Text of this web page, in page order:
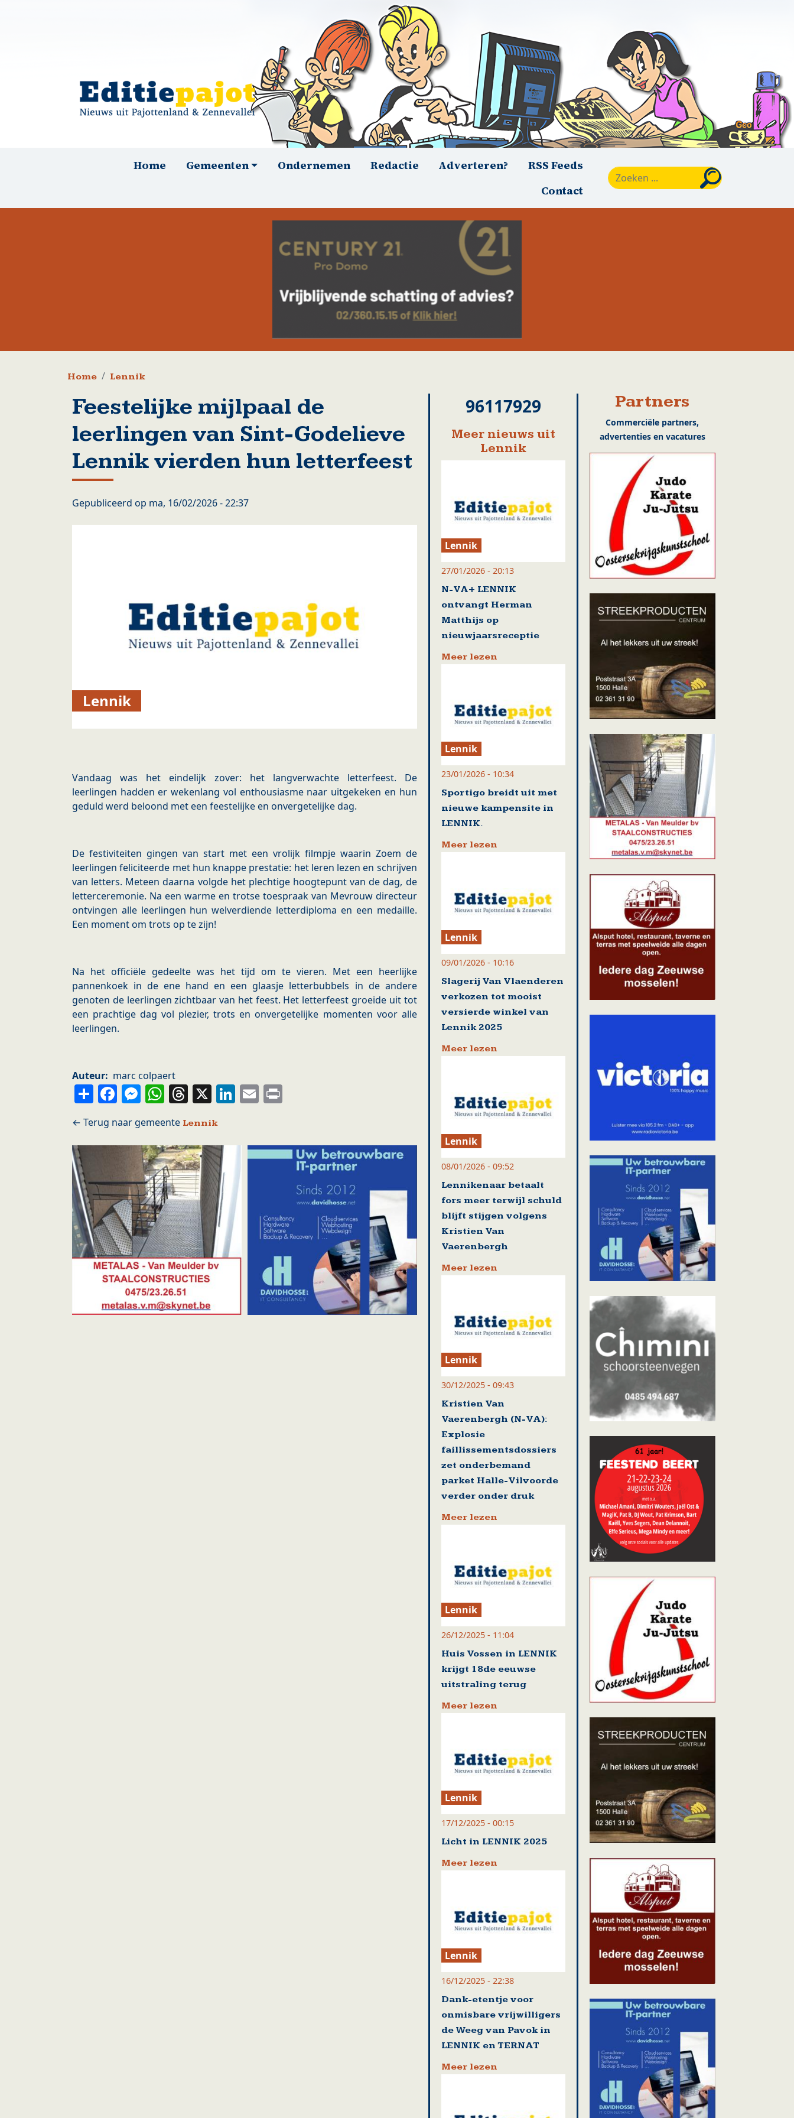
HoofdnavigatieHome Gemeenten Ondernemen Redactie Adverteren?
RSS Feeds
Contact
Kruimelpad
Home Lennik
Feestelijke mijlpaal de
leerlingen van Sint-Godelieve
Lennik vierden hun letterfeest
Gepubliceerd op ma, 16/02/2026 - 22:37
Lennik
Vandaag was het eindelijk zover: het langverwachte letterfeest. De
leerlingen hadden er wekenlang vol enthousiasme naar uitgekeken en hun
geduld werd beloond met een feestelijke en onvergetelijke dag.
De festiviteiten gingen van start met een vrolijk filmpje waarin Zoem de
leerlingen feliciteerde met hun knappe prestatie: het leren lezen en schrijven
van letters. Meteen daarna volgde het plechtige hoogtepunt van de dag, de
letterceremonie. Na een warme en trotse toespraak van Mevrouw directeur
ontvingen alle leerlingen hun welverdiende letterdiploma en een medaille.
Een moment om trots op te zijn!
Na het officiële gedeelte was het tijd om te vieren. Met een heerlijke
pannenkoek in de ene hand en een glaasje letterbubbels in de andere
genoten de leerlingen zichtbaar van het feest. Het letterfeest groeide uit tot
een prachtige dag vol plezier, trots en onvergetelijke momenten voor alle
leerlingen.
Auteur marc colpaert
ShareFacebook
Messenger
WhatsApp
Threads
X LinkedIn
Email
Lennik
96117929
Meer nieuws uit
Lennik
Lennik
27/01/2026 - 20:13
N-VA+ LENNIK
ontvangt Herman
Matthijs op
nieuwjaarsreceptie
Meer lezen
Lennik
23/01/2026 - 10:34
Sportigo breidt uit met
nieuwe kampensite in
LENNIK.
Meer lezen
Lennik
09/01/2026 - 10:16
Slagerij Van Vlaenderen
verkozen tot mooist
versierde winkel van
Lennik 2025
Meer lezen
Lennik
08/01/2026 - 09:52
Lennikenaar betaalt
fors meer terwijl schuld
blijft stijgen volgens
Kristien Van
Vaerenbergh
Meer lezen
Lennik
30/12/2025 - 09:43
Kristien Van
Vaerenbergh (N-VA):
Explosie
faillissementsdossiers
zet onderbemand
parket Halle-Vilvoorde
verder onder druk
Meer lezen
Lennik
26/12/2025 - 11:04
Huis Vossen in LENNIK
krijgt 18de eeuwse
uitstraling terug
Meer lezen
Lennik
17/12/2025 - 00:15
Licht in LENNIK 2025
Meer lezen
Lennik
16/12/2025 - 22:38
Dank-etentje voor
onmisbare vrijwilligers
de Weeg van Pavok in
LENNIK en TERNAT
Meer lezen
Partners
Commerciële partners,
advertenties en vacatures